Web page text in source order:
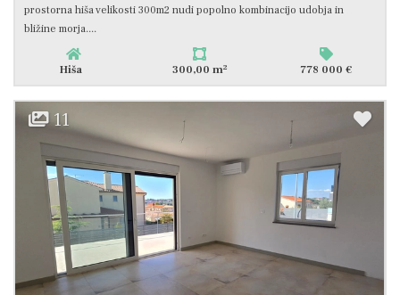
prostorna hiša velikosti 300m2 nudi popolno kombinacijo udobja in
bližine morja....
Hiša 300,00 m2 778 000 €
11